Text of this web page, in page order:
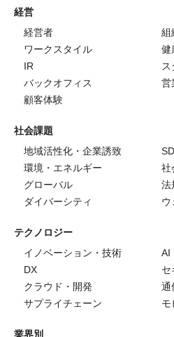
経営
経営者
組
ワークスタイル
健
IR
バックオフィス
営
顧客体験
社会課題
地域活性化・企業誘致
環境・エネルギー
社
グローバル
法
ダイバーシティ
ウ
テクノロジー
イノベーション・技術
AI
DX
セ
クラウド・開発
通
サプライチェーン
モ
業界別